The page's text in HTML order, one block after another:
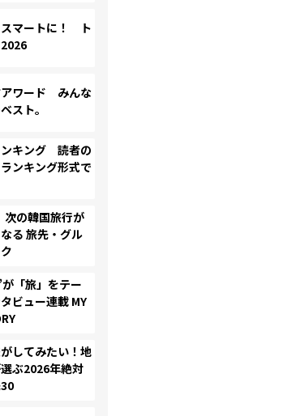
マートに！ ト
アワード みんな
スト。
ンキング 読者の
ンキング形式で
の韓国旅行が
る 旅先・グル
「旅」をテー
ビュー連載 MY
してみたい！地
ぶ2026年絶対